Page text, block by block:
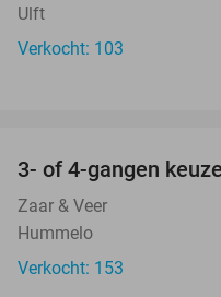
Ulft
Verkocht: 103
3- of 4-gangen
Zaar & Veer
Hummelo
Verkocht: 153